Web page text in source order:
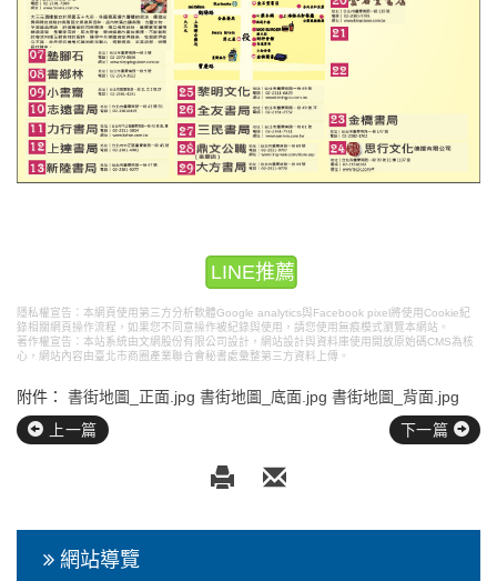
LINE推薦
隱私權宣告：本網頁使用第三方分析軟體Google analytics與Facebook pixel將使用Cookie紀
錄相關網頁操作流程，如果您不同意操作被紀錄與使用，請您使用無痕模式瀏覽本網站。
著作權宣告：本站系統由文網股份有限公司設計， 網站設計與資料庫使用開放原始碼CMS為核
心，網站內容由臺北市商圈產業聯合會秘書處彙整第三方資料上傳。
附件： 書街地圖_正面.jpg 書街地圖_底面.jpg 書街地圖_背面.jpg
上一篇
下一篇
網站導覽